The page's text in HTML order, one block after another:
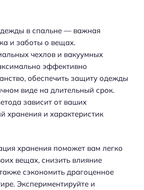
в спальне — важная
и заботы о вещах.
чехлов и вакуумных
эффективно
обеспечить защиту одежды
виде на длительный срок.
зависит от ваших
хранения и характеристик
хранения поможет вам легко
вещах, снизить влияние
сэкономить драгоценное
Экспериментируйте и